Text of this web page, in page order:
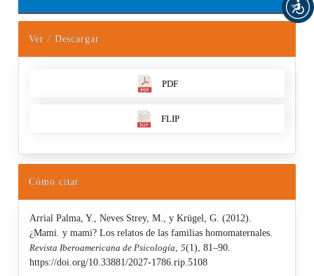
Ver / Descargar
PDF
FLIP
Cómo citar
Arrial Palma, Y., Neves Strey, M., y Krügel, G. (2012).
¿Mami. y mami? Los relatos de las familias homomaternales.
Revista Iberoamericana de Psicología,5(1), 81–90.
https://doi.org/10.33881/2027-1786.rip.5108